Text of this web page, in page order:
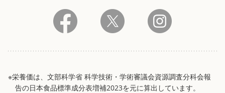
※栄養価は、文部科学省 科学技術・学術審議会資源調査分科会報
告の日本食品標準成分表増補2023を元に算出しています。